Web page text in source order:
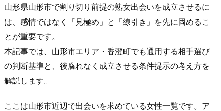
山形県山形市で割り切り前提の熟女出会いを成立させるに
は、感情ではなく「見極め」と「線引き」を先に固めるこ
とが重要です。
本記事では、山形市エリア・香澄町でも通用する相手選び
の判断基準と、後腐れなく成立させる条件提示の考え方を
解説します。
ここは山形市近辺で出会いを求めている女性一覧です。ア